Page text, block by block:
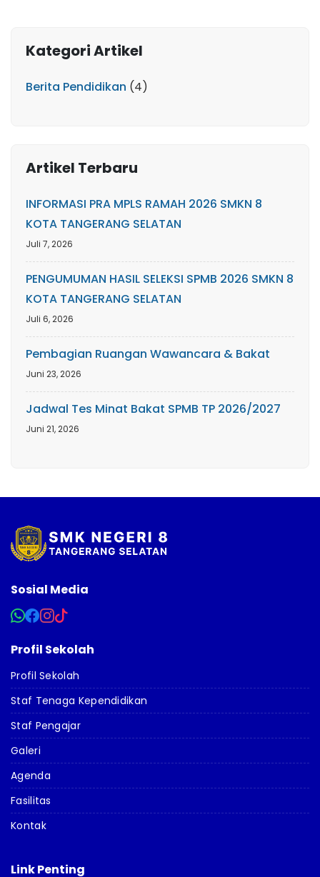
Kategori Artikel
Berita Pendidikan (4)
Artikel Terbaru
INFORMASI PRA MPLS RAMAH 2026 SMKN 8
KOTA TANGERANG SELATAN
Juli 7, 2026
PENGUMUMAN HASIL SELEKSI SPMB 2026 SMKN 8
KOTA TANGERANG SELATAN
Juli 6, 2026
Pembagian Ruangan Wawancara & Bakat
Juni 23, 2026
Jadwal Tes Minat Bakat SPMB TP 2026/2027
Juni 21, 2026
Sosial Media
Profil Sekolah
Profil Sekolah
Staf Tenaga Kependidikan
Staf Pengajar
Galeri
Agenda
Fasilitas
Kontak
Link Penting